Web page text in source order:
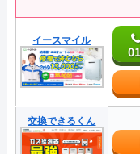
イースマイル
交換できるくん